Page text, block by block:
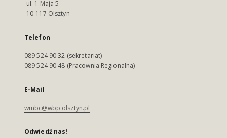
ul. 1 Maja 5
10-117 Olsztyn
Telefon
089 524 90 32 (sekretariat)
089 524 90 48 (Pracownia Regionalna)
E-Mail
wmbc@wbp.olsztyn.pl
Odwiedź nas!